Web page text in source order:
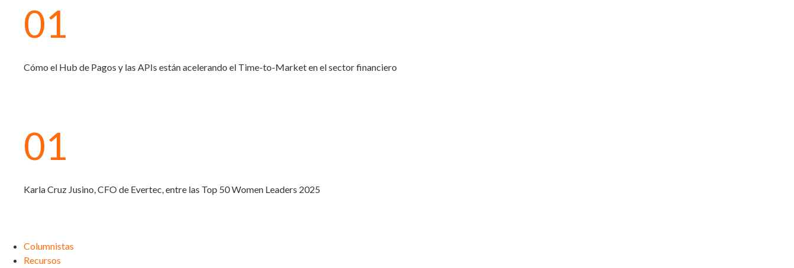
01
Cómo el Hub de Pagos y las APIs están acelerando el Time-to-Market en el sector financiero
01
Karla Cruz Jusino, CFO de Evertec, entre las Top 50 Women Leaders 2025
Columnistas
Recursos